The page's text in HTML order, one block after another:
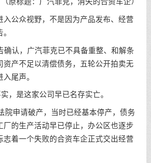
入公众视野，不是因为产品发布、经营
确认，广汽菲克已不具备重整、和解条
资产不足以清偿债务，五轮公开拍卖无
尾声。
，是这家公司早已名存实亡。
院申请破产，当时已经基本停产，债务
厂的生产活动早已停止，办公区也逐步
志着一个失败的合资车企正式交出经营